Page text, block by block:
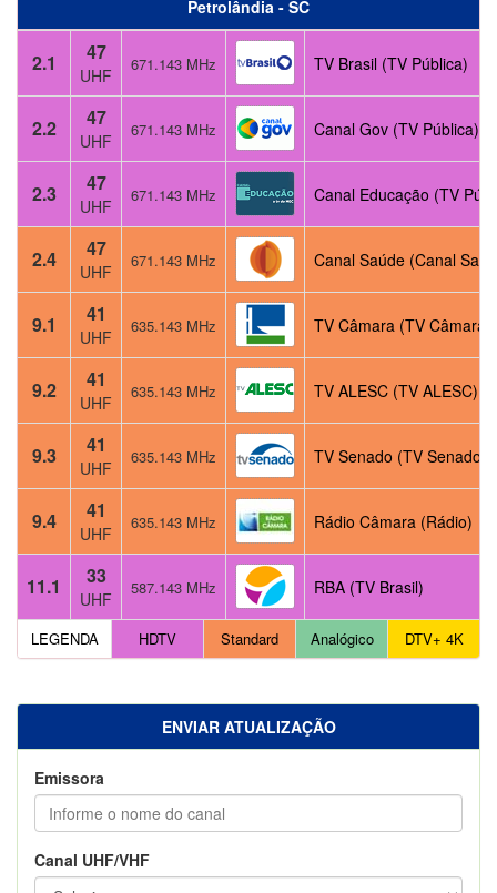
Petrolândia - SC
2.1 47
UHF
671.143 MHz TV Brasil (TV Pública)
2.2 47
UHF
671.143 MHz Canal Gov (TV Pública)
2.3 47
UHF
671.143 MHz Canal Educação (TV
2.4 47
UHF
671.143 MHz Canal Saúde (Canal
9.1 41
UHF
635.143 MHz TV Câmara (TV Câmara)
9.2 41
UHF
635.143 MHz TV ALESC (TV ALESC)
9.3 41
UHF
635.143 MHz TV Senado (TV Senado)
9.4 41
UHF
635.143 MHz Rádio Câmara (Rádio)
11.1 33
UHF
587.143 MHz RBA (TV Brasil)
LEGENDA HDTV Standard Analógico DTV+ 4K
ENVIAR ATUALIZAÇÃO
Emissora
Canal UHF/VHF